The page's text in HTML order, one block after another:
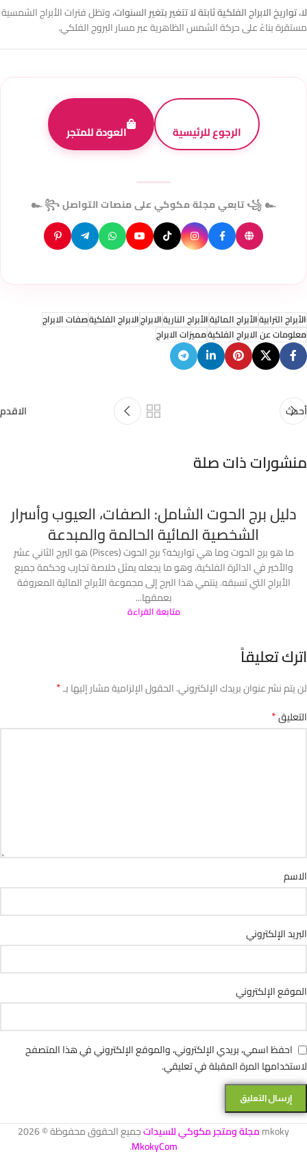
لا، تواريخ الابراج الفلكية ثابتة لا تتغير بتغير السنوات، وتظل فترات الأبراج الشمسية
مستقرة بناءً على حركة الشمس الظاهرية عبر مسار البروج الفلكي.
الرجوع للرئيسية العودة للمتجر
꧁ ๛ تابعي مجلة مكوكي على منصات التواصل ๛ ꧂
الأبراج الترابيةالأبراج المائيةالأبراج الناريةالابراجالابراج الفلكيةصفات الابراج
معلومات عن الابراج الفلكيةمميزات الابراج
أحدث الاقدم
منشورات ذات صلة
دليل برج الحوت الشامل: الصفات، العيوب وأسرار
الشخصية المائية الحالمة والمبدعة
ما هو برج الحوت وما هي تواريخه؟ برج الحوت (Pisces) هو البرج الثاني عشر
والأخير في الدائرة الفلكية، وهو ما يجعله يمثل خلاصة تجارب وحكمة جميع
الأبراج التي تسبقه. ينتمي هذا البرج إلى مجموعة الأبراج المائية المعروفة
بعمقها...
متابعة القراءة
اترك تعليقاً
لن يتم نشر عنوان بريدك الإلكتروني.الحقول الإلزامية مشار إليها بـ*
التعليق*
الاسم
البريد الإلكتروني
الموقع الإلكتروني
احفظ اسمي، بريدي الإلكتروني، والموقع الإلكتروني في هذا المتصفح
لاستخدامها المرة المقبلة في تعليقي.
mkokyمجلة ومتجر مكوكي للسيداتجميع الحقوق محفوظة © 2026
MkokyCom
.